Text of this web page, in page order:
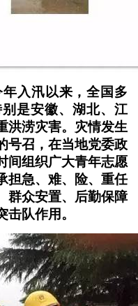
入汛以来，全国多
是安徽、湖北、江
洪涝灾害。灾情发生
号召，在当地党委政
间组织广大青年志愿
担急、难、险、重任
群众安置、后勤保障
队作用。